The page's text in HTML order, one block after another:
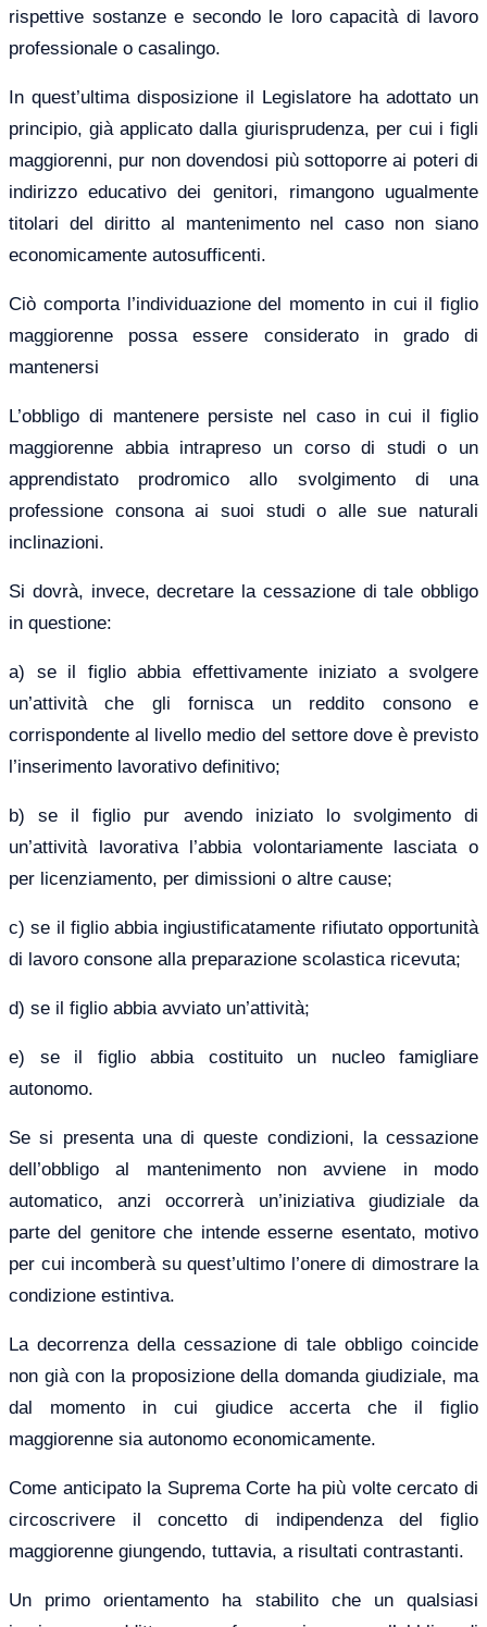
rispettive sostanze e secondo le loro capacità di lavoro
professionale o casalingo.
In quest’ultima disposizione il Legislatore ha adottato un
principio, già applicato dalla giurisprudenza, per cui i figli
maggiorenni, pur non dovendosi più sottoporre ai poteri di
indirizzo educativo dei genitori, rimangono ugualmente
titolari del diritto al mantenimento nel caso non siano
economicamente autosufficenti.
Ciò comporta l’individuazione del momento in cui il figlio
maggiorenne possa essere considerato in grado di
mantenersi
L’obbligo di mantenere persiste nel caso in cui il figlio
maggiorenne abbia intrapreso un corso di studi o un
apprendistato prodromico allo svolgimento di una
professione consona ai suoi studi o alle sue naturali
inclinazioni.
Si dovrà, invece, decretare la cessazione di tale obbligo
in questione:
a) se il figlio abbia effettivamente iniziato a svolgere
un’attività che gli fornisca un reddito consono e
corrispondente al livello medio del settore dove è previsto
l’inserimento lavorativo definitivo;
b) se il figlio pur avendo iniziato lo svolgimento di
un’attività lavorativa l’abbia volontariamente lasciata o
per licenziamento, per dimissioni o altre cause;
c) se il figlio abbia ingiustificatamente rifiutato opportunità
di lavoro consone alla preparazione scolastica ricevuta;
d) se il figlio abbia avviato un’attività;
e) se il figlio abbia costituito un nucleo famigliare
autonomo.
Se si presenta una di queste condizioni, la cessazione
dell’obbligo al mantenimento non avviene in modo
automatico, anzi occorrerà un’iniziativa giudiziale da
parte del genitore che intende esserne esentato, motivo
per cui incomberà su quest’ultimo l’onere di dimostrare la
condizione estintiva.
La decorrenza della cessazione di tale obbligo coincide
non già con la proposizione della domanda giudiziale, ma
dal momento in cui giudice accerta che il figlio
maggiorenne sia autonomo economicamente.
Come anticipato la Suprema Corte ha più volte cercato di
circoscrivere il concetto di indipendenza del figlio
maggiorenne giungendo, tuttavia, a risultati contrastanti.
Un primo orientamento ha stabilito che un qualsiasi